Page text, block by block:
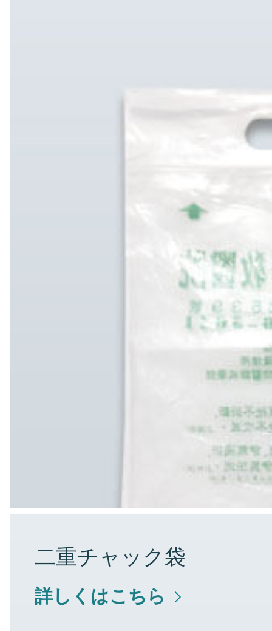
二重チャック袋
詳しくはこちら